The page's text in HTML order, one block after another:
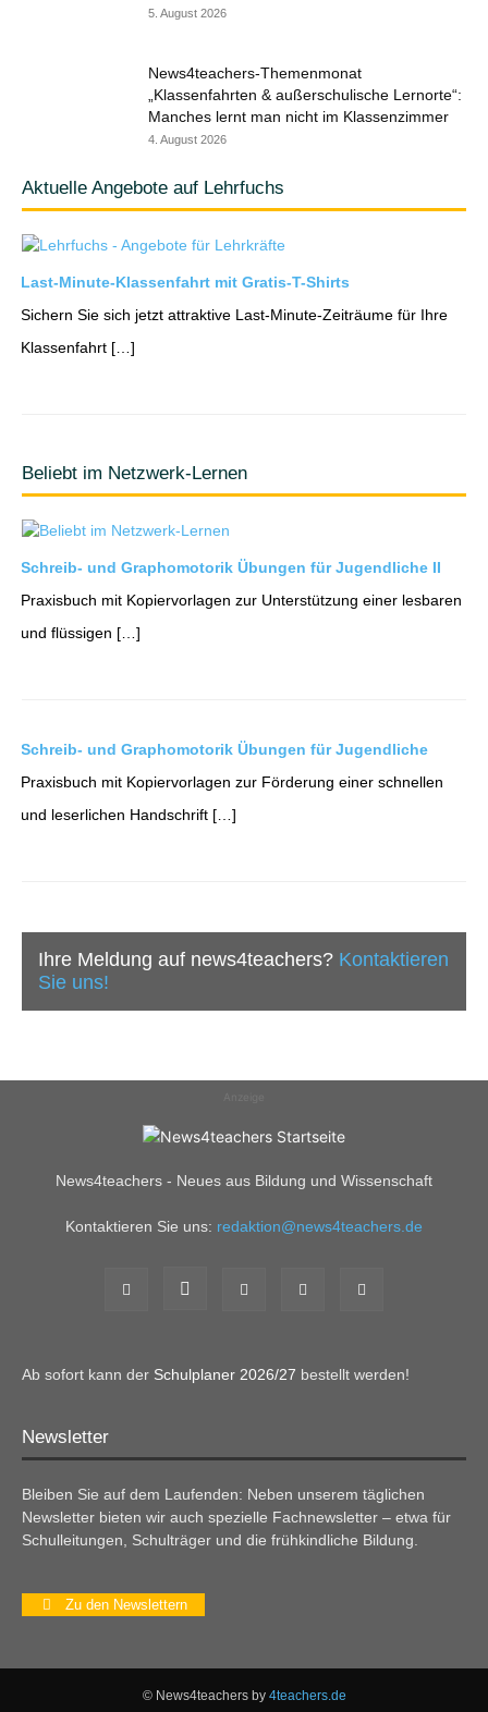
5. August 2026
News4teachers-Themenmonat
„Klassenfahrten & außerschulische Lernorte“:
Manches lernt man nicht im Klassenzimmer
4. August 2026
Aktuelle Angebote auf Lehrfuchs
Last-Minute-Klassenfahrt mit Gratis-T-Shirts
Sichern Sie sich jetzt attraktive Last-Minute-Zeiträume für Ihre
Klassenfahrt […]
Beliebt im Netzwerk-Lernen
Schreib- und Graphomotorik Übungen für Jugendliche II
Praxisbuch mit Kopiervorlagen zur Unterstützung einer lesbaren
und flüssigen […]
Schreib- und Graphomotorik Übungen für Jugendliche
Praxisbuch mit Kopiervorlagen zur Förderung einer schnellen
und leserlichen Handschrift […]
Ihre Meldung auf news4teachers? Kontaktieren
Sie uns!
News4teachers - Neues aus Bildung und Wissenschaft
Kontaktieren Sie uns: redaktion@news4teachers.de
Ab sofort kann der Schulplaner 2026/27 bestellt werden!
Newsletter
Bleiben Sie auf dem Laufenden: Neben unserem täglichen
Newsletter bieten wir auch spezielle Fachnewsletter – etwa für
Schulleitungen, Schulträger und die frühkindliche Bildung.
Zu den Newslettern
© News4teachers by 4teachers.de